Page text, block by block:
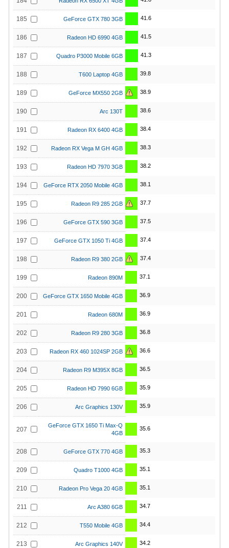
185 GeForce GTX 780 3GB 41.6
186 Radeon HD 6990 4GB 41.5
187 Quadro P3000 Mobile 6GB 41.3
188 T600 Laptop 4GB 39.8
189 GeForce MX550 2GB 38.9
190 Arc 130T 38.6
191 Radeon RX 6400 4GB 38.4
192 Radeon RX Vega M GH 4GB 38.3
193 Radeon HD 7970 3GB 38.2
194 GeForce RTX 2050 Mobile 4GB 38.1
195 Radeon R9 285 2GB 37.7
196 GeForce GTX 590 3GB 37.5
197 GeForce GTX 1050 Ti 4GB 37.4
198 Radeon R9 380 2GB 37.4
199 Radeon 890M 37.1
200 GeForce GTX 1650 Mobile 4GB 36.9
201 Radeon 680M 36.9
202 Radeon R9 280 3GB 36.8
203 Radeon RX 460 1024SP 2GB 36.6
204 Radeon R9 M395X 8GB 36.5
205 Radeon HD 7990 6GB 35.9
206 Arc Graphics 130V 35.9
207
GeForce GTX 1650 Ti Max-Q
4GB
35.6
208 GeForce GTX 770 4GB 35.3
209 Quadro T1000 4GB 35.1
210 Radeon Pro Vega 20 4GB 35.1
211 Arc A380 6GB 34.7
212 T550 Mobile 4GB 34.4
213 Arc Graphics 140V 34.2